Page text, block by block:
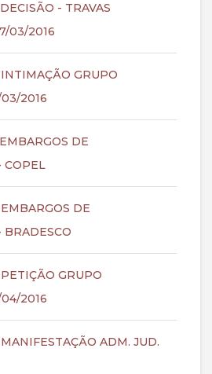
DECISÃO - TRAVAS
03/2016
INTIMAÇÃO GRUPO
2016
EMBARGOS DE
COPEL
EMBARGOS DE
BRADESCO
PETIÇÃO GRUPO
2016
MANIFESTAÇÃO ADM. JUD.